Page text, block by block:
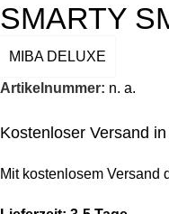
SMARTY
MIBA DELUXE
Artikelnummer: n. a.
Kostenloser Versand
Mit kostenlosem Versand